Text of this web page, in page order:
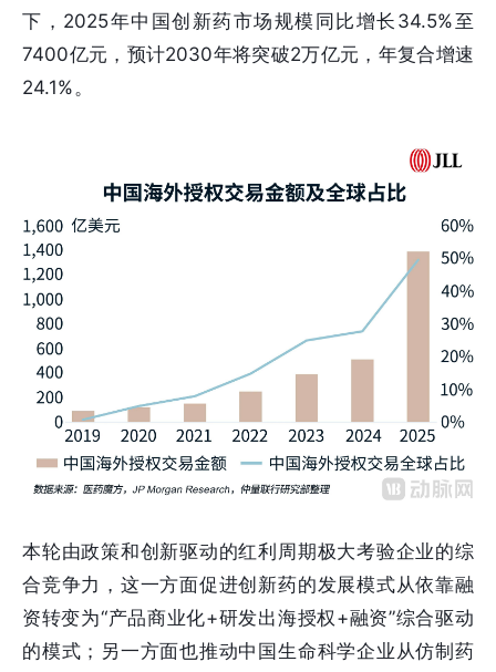
下，2025年中国创新药市场规模同比增长34.5%至
7400亿元，预计2030年将突破2万亿元，年复合增速
24.1%。
本轮由政策和创新驱动的红利周期极大考验企业的综
合竞争力，这一方面促进创新药的发展模式从依靠融
资转变为“产品商业化+研发出海授权+融资”综合驱动
的模式；另一方面也推动中国生命科学企业从仿制药